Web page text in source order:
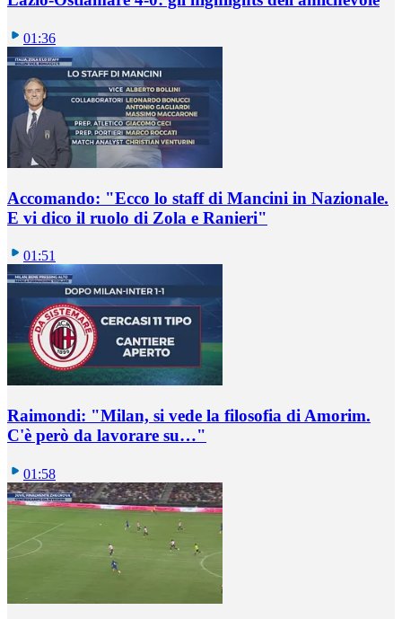
01:36
Accomando: "Ecco lo staff di Mancini in Nazionale.
E vi dico il ruolo di Zola e Ranieri"
01:51
Raimondi: "Milan, si vede la filosofia di Amorim.
C'è però da lavorare su…"
01:58